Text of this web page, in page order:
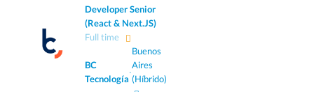
Developer Senior
(React & Next.JS)
Full time
BC
Tecnología
·
Buenos
Aires
(Híbrido)